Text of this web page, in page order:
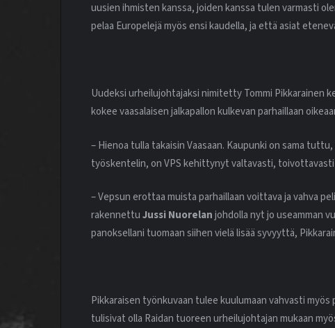
uusien ihmisten kanssa, joiden kanssa tulen varmasti
pelaa Europelejä myös ensi kaudella, ja että asiat
Uudeksi urheilujohtajaksi nimitetty Tommi Pikkarainen
kokee vaasalaisen jalkapallon kulkevan parhaillaan
– Hienoa tulla takaisin Vaasaan. Kaupunki on sama
työskentelin, on VPS kehittynyt valtavasti, toivottavasti
– Vepsun erottaa muista parhaillaan voittava ja vahva
rakennettuJussi Nuorelanjohdolla nyt jo useamman
panoksellani tuomaan siihen vielä lisää syvyyttä,
Pikkaraisen työnkuvaan tulee kuulumaan vahvasti
tulisivat olla Raidan tuoreen urheilujohtajan mukaan